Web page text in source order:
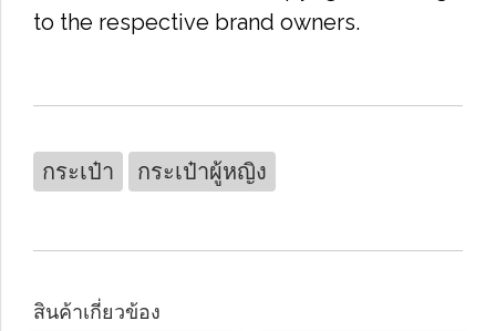
to the respective brand owners.
กระเป๋า กระเป๋าผู้หญิง
สินค้าเกี่ยวข้อง